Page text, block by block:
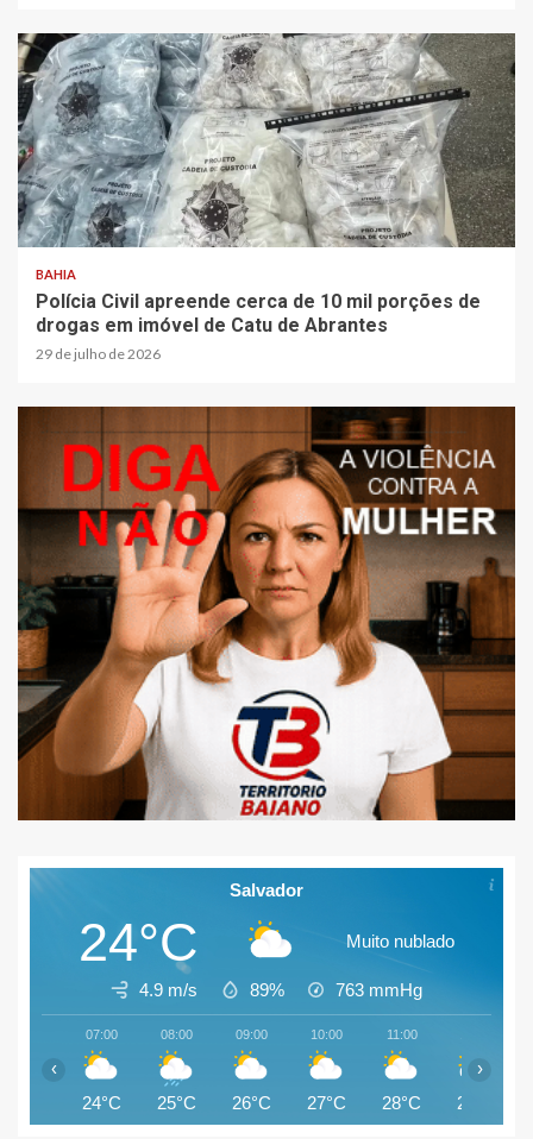
BAHIA
Polícia Civil apreende cerca de 10 mil porções de
drogas em imóvel de Catu de Abrantes
29 de julho de 2026
Salvador
24°C Muito nublado
4.9 m/s 89% 763 mmHg
07:00
24°C
08:00
25°C
09:00
26°C
10:00
27°C
11:00
28°C 27°C
‹ ›